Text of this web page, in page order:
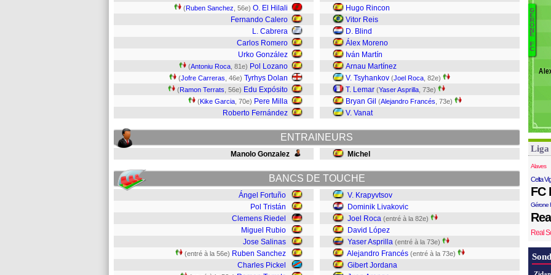
(Ruben Sanchez , 56e) O. El Hilali
Fernando Calero
L. Cabrera
Carlos Romero
Urko González
(Antoniu Roca , 81e) Pol Lozano
(Jofre Carreras , 46e) Tyrhys Dolan
(Ramon Terrats , 56e) Edu Expósito
(Kike Garcia , 70e) Pere Milla
Roberto Fernández
Hugo Rincon
Vitor Reis
D. Blind
Álex Moreno
Iván Martín
Arnau Martínez
V. Tsyhankov (Joel Roca , 82e)
T. Lemar (Yaser Asprilla , 73e)
Bryan Gil (Alejandro Francés , 73e)
V. Vanat
ENTRAINEURS
Manolo Gonzalez Michel
BANCS DE TOUCHE
Ángel Fortuño
Pol Tristán
Clemens Riedel
Miguel Rubio
Jose Salinas
(entré à la 56e) Ruben Sanchez
Charles Pickel
V. Krapyvtsov
Dominik Livakovic
Joel Roca (entré à la 82e)
David López
Yaser Asprilla (entré à la 73e)
Alejandro Francés (entré à la 73e)
Gibert Jordana
G
É
R
O
N
E
F
C
Liga
Alaves
Celta
FC
Gérone
Real